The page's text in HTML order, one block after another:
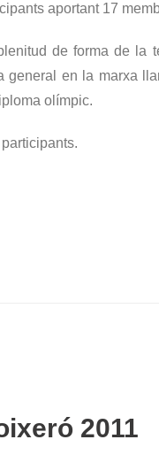
aportant 17
de forma de
general en la marxa
olímpic.
2011